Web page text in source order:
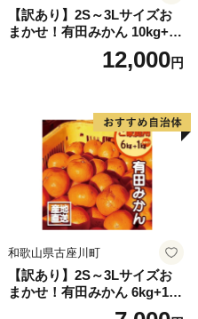
【訳あり】2S～3Lサイズお
まかせ！有田みかん 10kg+2k
g保証分 11月から12月下旬ま
でに順次発送致します。 / 訳
ん 和歌山 ご家庭用
12,000円
和歌山県古座川町
【訳あり】2S～3Lサイズお
まかせ！有田みかん 6kg+1kg
保証分 11月から12月下旬ま